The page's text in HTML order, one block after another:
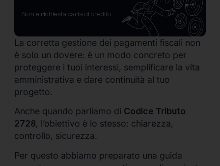
Non è richiesta carta di credito
La corretta gestione dei pagamenti fiscali non
è solo un dovere: è un modo concreto per
proteggere i tuoi interessi, semplificare la vita
amministrativa e dare continuità al tuo
progetto.
Anche quando parliamo di Codice Tributo
2728, l’obiettivo è lo stesso: chiarezza,
controllo, sicurezza.
Per questo abbiamo preparato una guida